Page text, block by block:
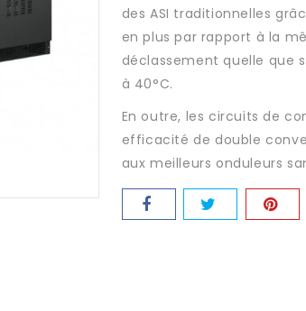
des ASI traditionnelles
en plus par rapport à la
déclassement quelle que
à 40°C.
En outre, les circuits de
efficacité de double
aux meilleurs onduleurs